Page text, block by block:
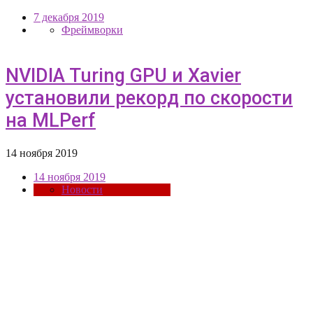
7 декабря 2019
Фреймворки
NVIDIA Turing GPU и Xavier
установили рекорд по скорости
на MLPerf
14 ноября 2019
14 ноября 2019
Новости